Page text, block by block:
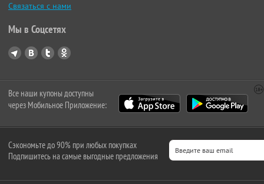
Связаться с нами
Мы в Соцсетях
Все наши купоны доступны
через Мобильное Приложение:
Сэкономьте до 90% при любых покупках
Подпишитесь на самые выгодные предложения